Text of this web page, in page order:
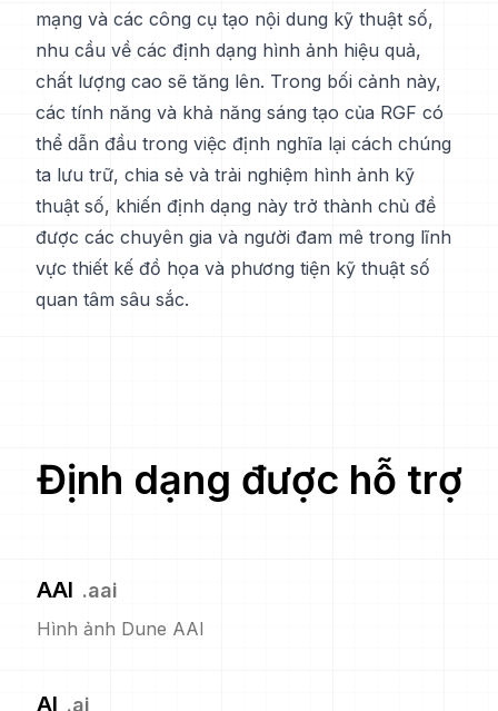
mạng và các công cụ tạo nội dung kỹ thuật số,
nhu cầu về các định dạng hình ảnh hiệu quả,
chất lượng cao sẽ tăng lên. Trong bối cảnh này,
các tính năng và khả năng sáng tạo của RGF có
thể dẫn đầu trong việc định nghĩa lại cách chúng
ta lưu trữ, chia sẻ và trải nghiệm hình ảnh kỹ
thuật số, khiến định dạng này trở thành chủ đề
được các chuyên gia và người đam mê trong lĩnh
vực thiết kế đồ họa và phương tiện kỹ thuật số
quan tâm sâu sắc.
Định dạng được hỗ trợ
AAI .aai
Hình ảnh Dune AAI
AI .ai